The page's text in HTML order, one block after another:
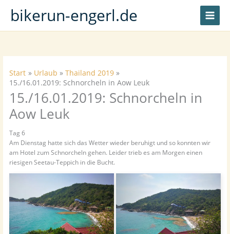
Inhalt
springenbikerun-engerl.de
Start Urlaub
Thailand 2019
15./16.01.2019: Schnorcheln in Aow Leuk
15./16.01.2019: Schnorcheln in
Aow Leuk
Tag 6
Am Dienstag hatte sich das Wetter wieder beruhigt und so konnten wir
am Hotel zum Schnorcheln gehen. Leider trieb es am Morgen einen
riesigen Seetau-Teppich in die Bucht.